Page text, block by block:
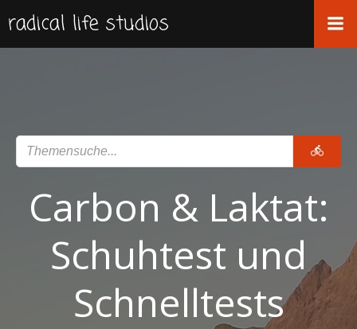
springen
radical life studios
Carbon & Laktat:
Schuhtest und
Schnelltests